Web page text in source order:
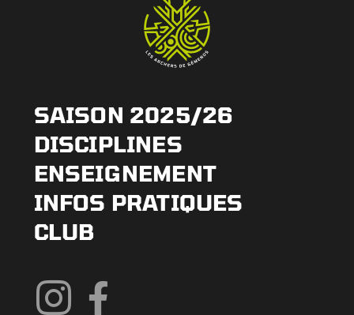
SAISON 2025/26
DISCIPLINES
ENSEIGNEMENT
INFOS PRATIQUES
CLUB